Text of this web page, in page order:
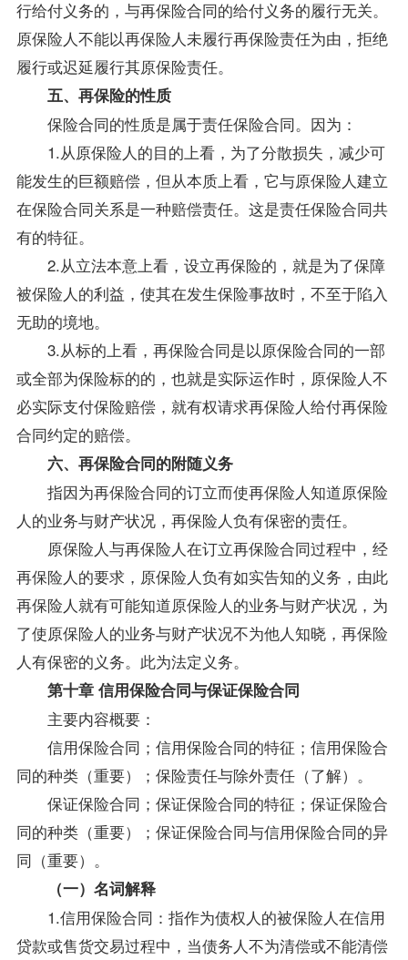
行给付义务的，与再保险合同的给付义务的履行无关。
原保险人不能以再保险人未履行再保险责任为由，拒绝
履行或迟延履行其原保险责任。
五、再保险的性质
保险合同的性质是属于责任保险合同。因为：
1.从原保险人的目的上看，为了分散损失，减少可
能发生的巨额赔偿，但从本质上看，它与原保险人建立
在保险合同关系是一种赔偿责任。这是责任保险合同共
有的特征。
2.从立法本意上看，设立再保险的，就是为了保障
被保险人的利益，使其在发生保险事故时，不至于陷入
无助的境地。
3.从标的上看，再保险合同是以原保险合同的一部
或全部为保险标的的，也就是实际运作时，原保险人不
必实际支付保险赔偿，就有权请求再保险人给付再保险
合同约定的赔偿。
六、再保险合同的附随义务
指因为再保险合同的订立而使再保险人知道原保险
人的业务与财产状况，再保险人负有保密的责任。
原保险人与再保险人在订立再保险合同过程中，经
再保险人的要求，原保险人负有如实告知的义务，由此
再保险人就有可能知道原保险人的业务与财产状况，为
了使原保险人的业务与财产状况不为他人知晓，再保险
人有保密的义务。此为法定义务。
第十章 信用保险合同与保证保险合同
主要内容概要：
信用保险合同；信用保险合同的特征；信用保险合
同的种类（重要）；保险责任与除外责任（了解）。
保证保险合同；保证保险合同的特征；保证保险合
同的种类（重要）；保证保险合同与信用保险合同的异
同（重要）。
（一）名词解释
1.信用保险合同：指作为债权人的被保险人在信用
贷款或售货交易过程中，当债务人不为清偿或不能清偿